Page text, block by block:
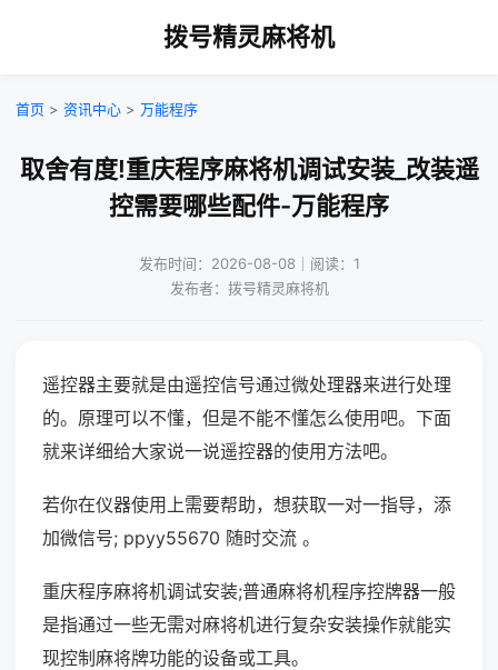
拨号精灵麻将机
首页 > 资讯中心 > 万能程序
取舍有度!重庆程序麻将机调试安装_改装遥
控需要哪些配件-万能程序
发布时间：2026-08-08｜阅读：1
发布者：拨号精灵麻将机
遥控器主要就是由遥控信号通过微处理器来进行处理
的。原理可以不懂，但是不能不懂怎么使用吧。下面
就来详细给大家说一说遥控器的使用方法吧。
若你在仪器使用上需要帮助，想获取一对一指导，添
加微信号; ppyy55670 随时交流 。
重庆程序麻将机调试安装;普通麻将机程序控牌器一般
是指通过一些无需对麻将机进行复杂安装操作就能实
现控制麻将牌功能的设备或工具。